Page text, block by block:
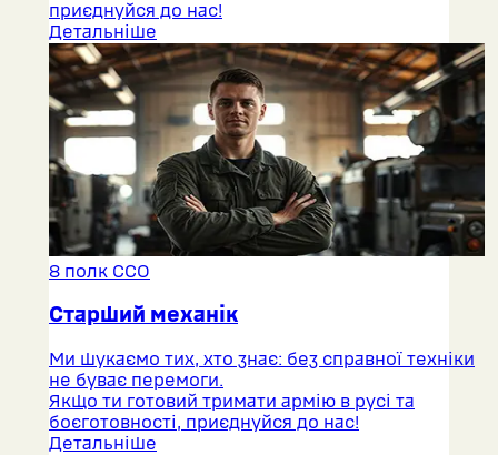
приєднуйся до нас!
Детальніше
8 полк ССО
Старший механік
Ми шукаємо тих, хто знає: без справної техніки
не буває перемоги.
Якщо ти готовий тримати армію в русі та
боєготовності, приєднуйся до нас!
Детальніше